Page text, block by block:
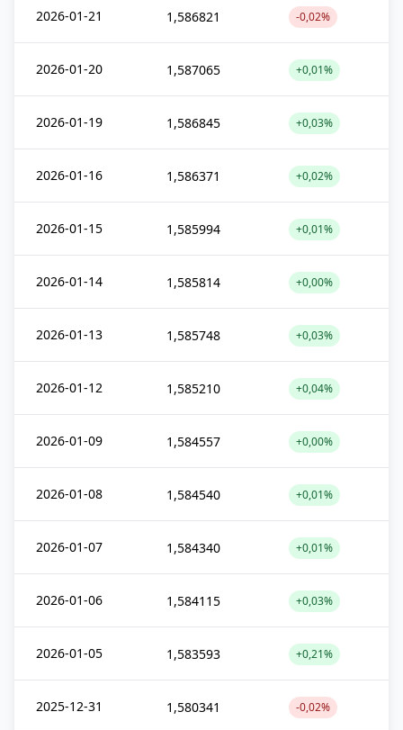
2026-01-21 1,586821 -0,02%
2026-01-20 1,587065 +0,01%
2026-01-19 1,586845 +0,03%
2026-01-16 1,586371 +0,02%
2026-01-15 1,585994 +0,01%
2026-01-14 1,585814 +0,00%
2026-01-13 1,585748 +0,03%
2026-01-12 1,585210 +0,04%
2026-01-09 1,584557 +0,00%
2026-01-08 1,584540 +0,01%
2026-01-07 1,584340 +0,01%
2026-01-06 1,584115 +0,03%
2026-01-05 1,583593 +0,21%
2025-12-31 1,580341 -0,02%